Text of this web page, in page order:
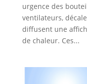
urgence des
ventilateurs,
diffusent une
de chaleur. Ces...